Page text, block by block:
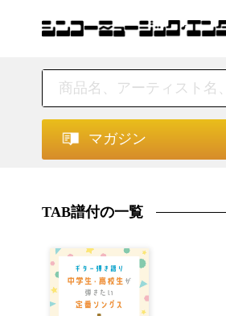
マガジン
TAB譜付の一覧